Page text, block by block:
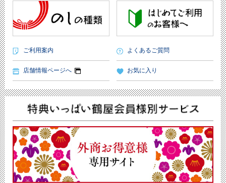
ご利用案内 よくあるご質問
店舗情報ページへ お気に入り